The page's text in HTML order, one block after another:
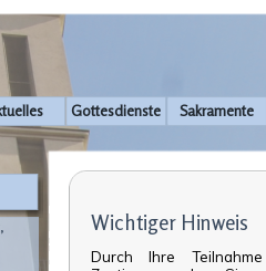
Gottesdienste Sakramente
Wichtiger Hinweis
Durch Ihre